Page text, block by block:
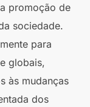
promoção de
sociedade.
para
globais,
às mudanças
dos